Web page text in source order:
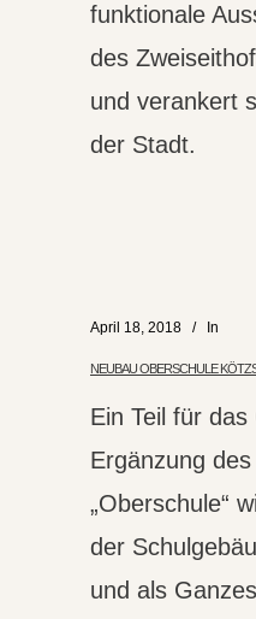
funktionale
des
und verankert
der Stadt.
April 18, 2018 In
NEUBAU OBERSCHULE
Ein Teil für
Ergänzung
„Oberschule“
der
und als